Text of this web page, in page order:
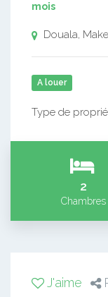
mois
Douala,
A louer
Type de
2
Chambres
J'aime